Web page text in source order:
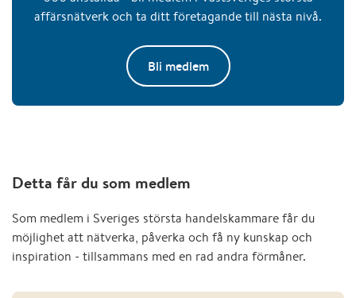
affärsnätverk och ta ditt företagande till nästa nivå.
Bli medlem
Detta får du som medlem
Som medlem i Sveriges största handelskammare får du
möjlighet att nätverka, påverka och få ny kunskap och
inspiration - tillsammans med en rad andra förmåner.